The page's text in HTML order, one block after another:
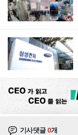
기사댓글0개